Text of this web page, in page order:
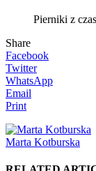
Pierniki z
Share
Facebook
Twitter
WhatsApp
Email
Print
Marta Kotburska